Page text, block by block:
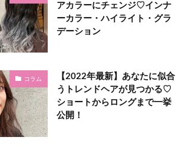
アカラーにチェンジ♡インナ
ーカラー・ハイライト・グラ
デーション
コラム
【2022年最新】あなたに似合
うトレンドヘアが見つかる♡
ショートからロングまで一挙
公開！